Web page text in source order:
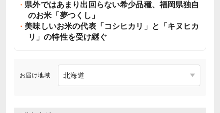
県外ではあまり出回らない希少品種、福岡県独自
のお米「夢つくし」
美味しいお米の代表「コシヒカリ」と「キヌヒカ
リ」の特性を受け継ぐ
お届け地域